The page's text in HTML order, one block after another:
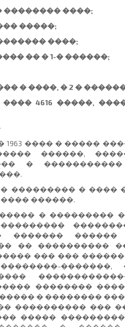
�������� ����;
�����;
����;
�� � 1-� ������;
� ����, � 2 �
4616 �����,
1963 ���� � �����
������,
�
��������� � ����
������.
� ���������
�������
�� ����������
��� ���
��������
� ��������
���������� ���
�����